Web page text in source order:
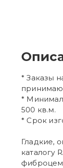
* Заказы
*
500 кв.м.
* Срок
Гладкие,
каталогу